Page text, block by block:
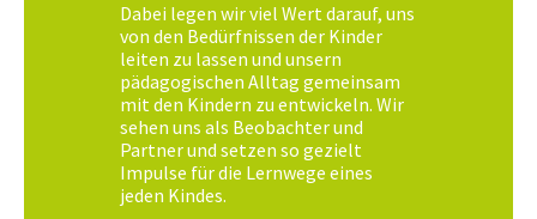
Dabei legen wir viel Wert darauf, uns
von den Bedürfnissen der Kinder
leiten zu lassen und unsern
pädagogischen Alltag gemeinsam
mit den Kindern zu entwickeln. Wir
sehen uns als Beobachter und
Partner und setzen so gezielt
Impulse für die Lernwege eines
jeden Kindes.